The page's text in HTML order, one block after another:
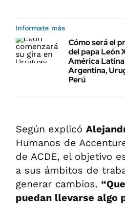
Informate más
Cómo será el
del papa León
América
Argentina,
Perú
Según explicó
Humanos de
de ACDE, el objetivo
a sus ámbitos de
generar cambios.
puedan llevarse algo